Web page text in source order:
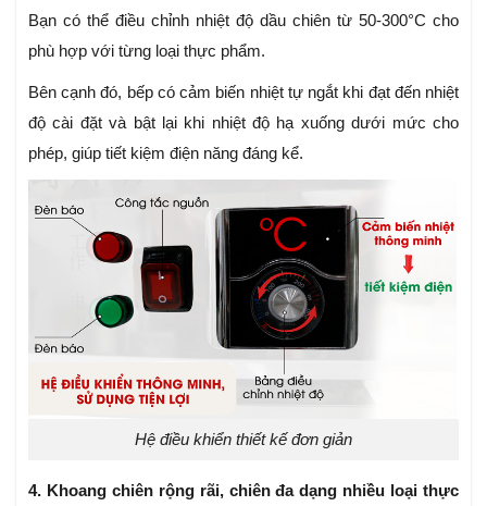
Bạn có thể điều chỉnh nhiệt độ dầu chiên từ 50-300°C cho
phù hợp với từng loại thực phẩm.
Bên cạnh đó, bếp có cảm biến nhiệt tự ngắt khi đạt đến nhiệt
độ cài đặt và bật lại khi nhiệt độ hạ xuống dưới mức cho
phép, giúp tiết kiệm điện năng đáng kể.
Hệ điều khiển thiết kế đơn giản
4. Khoang chiên rộng rãi, chiên đa dạng nhiều loại thực